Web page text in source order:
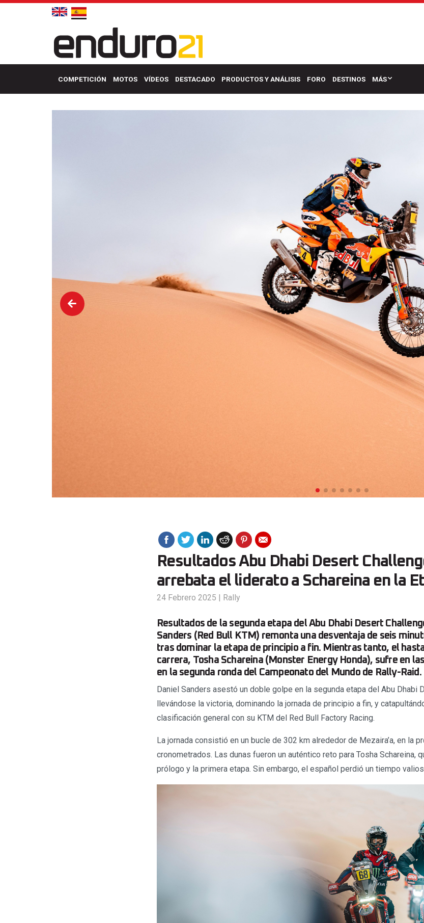
COMPETICIÓN MOTOS VÍDEOS DESTACADO PRODUCTOS Y ANÁLISIS FORO DESTINOS MÁS
Resultados Abu Dhabi Desert
arrebata el liderato a Schareina en la
24 Febrero 2025 | Rally
Resultados de la segunda etapa del Abu Dhabi Desert
Sanders (Red Bull KTM) remonta una desventaja de seis
tras dominar la etapa de principio a fin. Mientras tanto, el
carrera, Tosha Schareina (Monster Energy Honda), sufre en
en la segunda ronda del Campeonato del Mundo de Rally-Raid.
Daniel Sanders asestó un doble golpe en la segunda etapa del Abu Dhabi
llevándose la victoria, dominando la jornada de principio a fin, y
clasificación general con su KTM del Red Bull Factory Racing.
La jornada consistió en un bucle de 302 km alrededor de Mezaira’a, en la
cronometrados. Las dunas fueron un auténtico reto para Tosha Schareina,
prólogo y la primera etapa. Sin embargo, el español perdió un tiempo